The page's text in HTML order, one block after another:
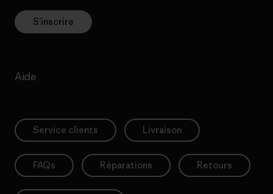
S’inscrire
Aide
Service clients Livraison
FAQs Réparations Retours